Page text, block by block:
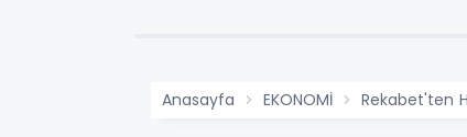
Anasayfa EKONOMİ Rekabet'ten